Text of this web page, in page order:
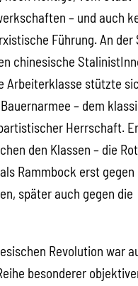
– und auch
Führung. An der
chinesische
Arbeiterklasse stützte
– dem
Herrschaft. Er
den Klassen – die
Rammbock erst gegen
später auch gegen die
Revolution war
besonderer